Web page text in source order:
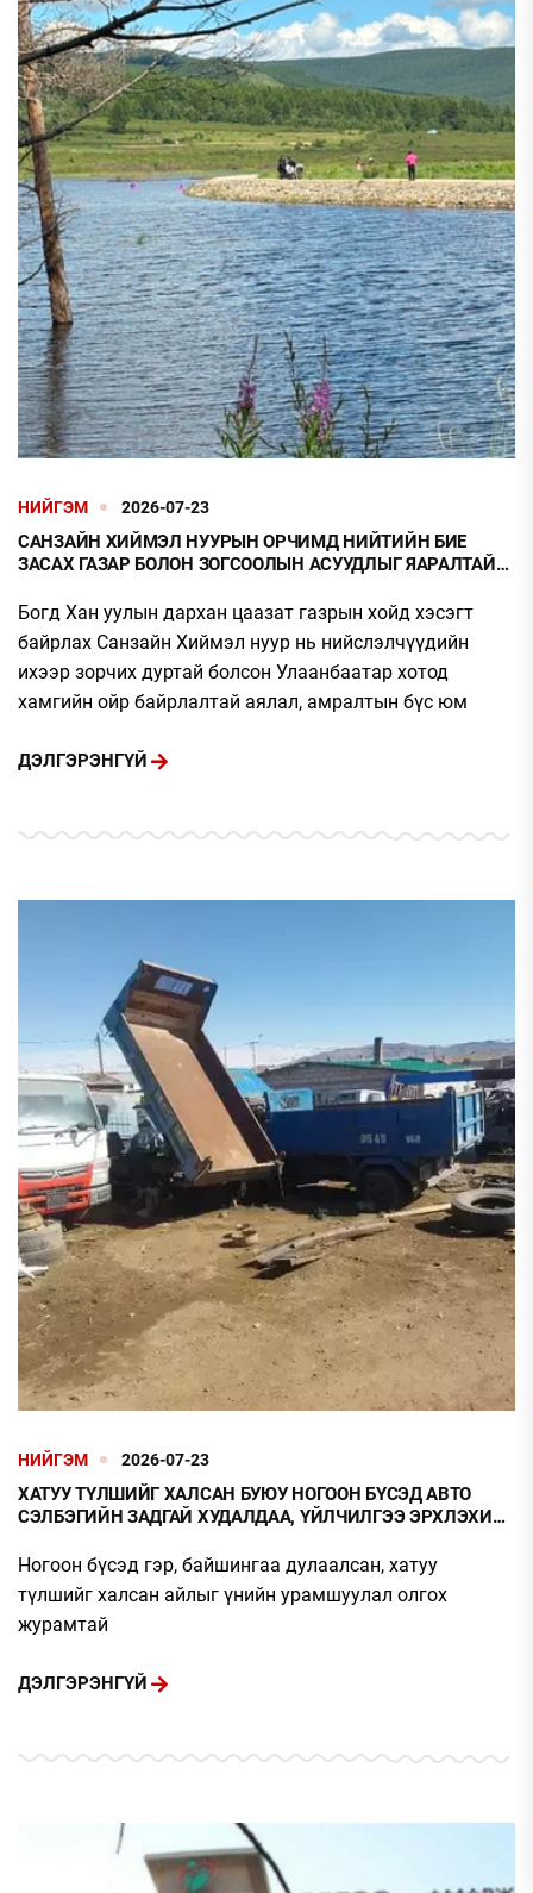
НИЙГЭМ 2026-07-23
САНЗАЙН ХИЙМЭЛ НУУРЫН ОРЧИМД НИЙТИЙН БИЕ
ЗАСАХ ГАЗАР БОЛОН ЗОГСООЛЫН АСУУДЛЫГ ЯАРАЛТАЙ
Богд Хан уулын дархан цаазат газрын хойд хэсэгт
байрлах Санзайн Хиймэл нуур нь нийслэлчүүдийн
ихээр зорчих дуртай болсон Улаанбаатар хотод
хамгийн ойр байрлалтай аялал, амралтын бүс юм
ДЭЛГЭРЭНГҮЙ
НИЙГЭМ 2026-07-23
ХАТУУ ТҮЛШИЙГ ХАЛСАН БУЮУ НОГООН БҮСЭД АВТО
СЭЛБЭГИЙН ЗАДГАЙ ХУДАЛДАА, ҮЙЛЧИЛГЭЭ ЭРХЛЭХИЙГ
Ногоон бүсэд гэр, байшингаа дулаалсан, хатуу
түлшийг халсан айлыг үнийн урамшуулал олгох
журамтай
ДЭЛГЭРЭНГҮЙ